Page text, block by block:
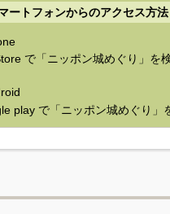
ートフォンからのアクセス方法
で「ニッポン城めぐり」を検
play で「ニッポン城めぐり」